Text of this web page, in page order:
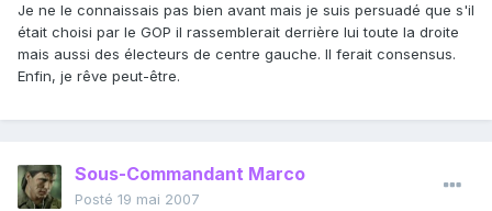
Je ne le connaissais pas bien avant mais je suis persuadé que s'il
était choisi par le GOP il rassemblerait derrière lui toute la droite
mais aussi des électeurs de centre gauche. Il ferait consensus.
Enfin, je rêve peut-être.
Sous-Commandant Marco
Posté 19 mai 2007